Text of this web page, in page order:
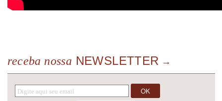
receba nossa NEWSLETTER